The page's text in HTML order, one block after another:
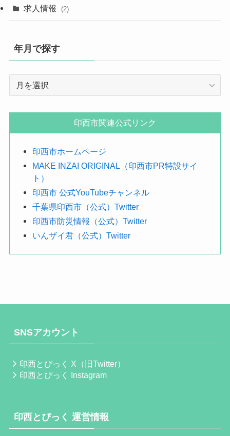
求人情報 (2)
年月で探す
す
印西市関連公式リンク
印西市ホームページ
MAKE INZAI ORIGINAL（印西市PR特設サイ
ト）
印西市 公式YouTubeチャンネル
千葉県印西市（公式）Twitter
印西市防災情報（公式）Twitter
いんザイ君（公式）Twitter
SNSアカウント
印西とぴっく X（旧Twitter）
印西とぴっく Instagram
印西とぴっく 運営情報